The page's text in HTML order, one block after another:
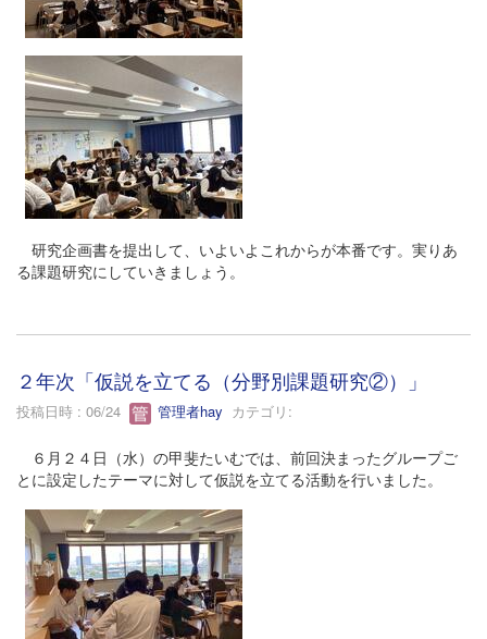
研究企画書を提出して、いよいよこれからが本番です。実りあ
る課題研究にしていきましょう。
２年次「仮説を立てる（分野別課題研究②）」
投稿日時 : 06/24 管理者hay カテゴリ:
６月２４日（水）の甲斐たいむでは、前回決まったグループご
とに設定したテーマに対して仮説を立てる活動を行いました。